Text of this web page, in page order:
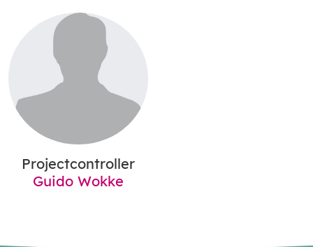
Projectcontroller
Guido Wokke